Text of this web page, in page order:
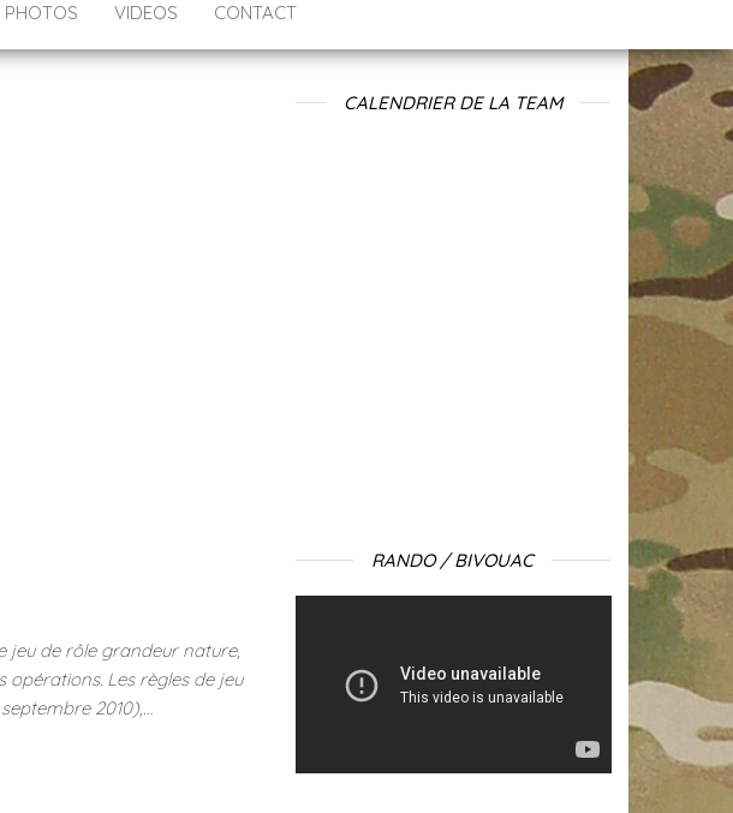
PHOTOS VIDEOS CONTACT
jeu de rôle grandeur nature,
Les règles de jeu
2010),…
CALENDRIER DE LA TEAM
RANDO / BIVOUAC